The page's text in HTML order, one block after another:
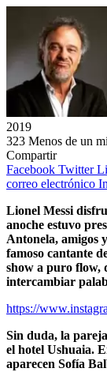
2019
323 Menos de un
Compartir
Facebook Twitter
correo electrónico
Lionel Messi
anoche estuvo
Antonela, amigos
famoso cantante
show a puro flow,
intercambiar
https://
Sin duda, la
el hotel Ushuaia.
aparecen Sofía